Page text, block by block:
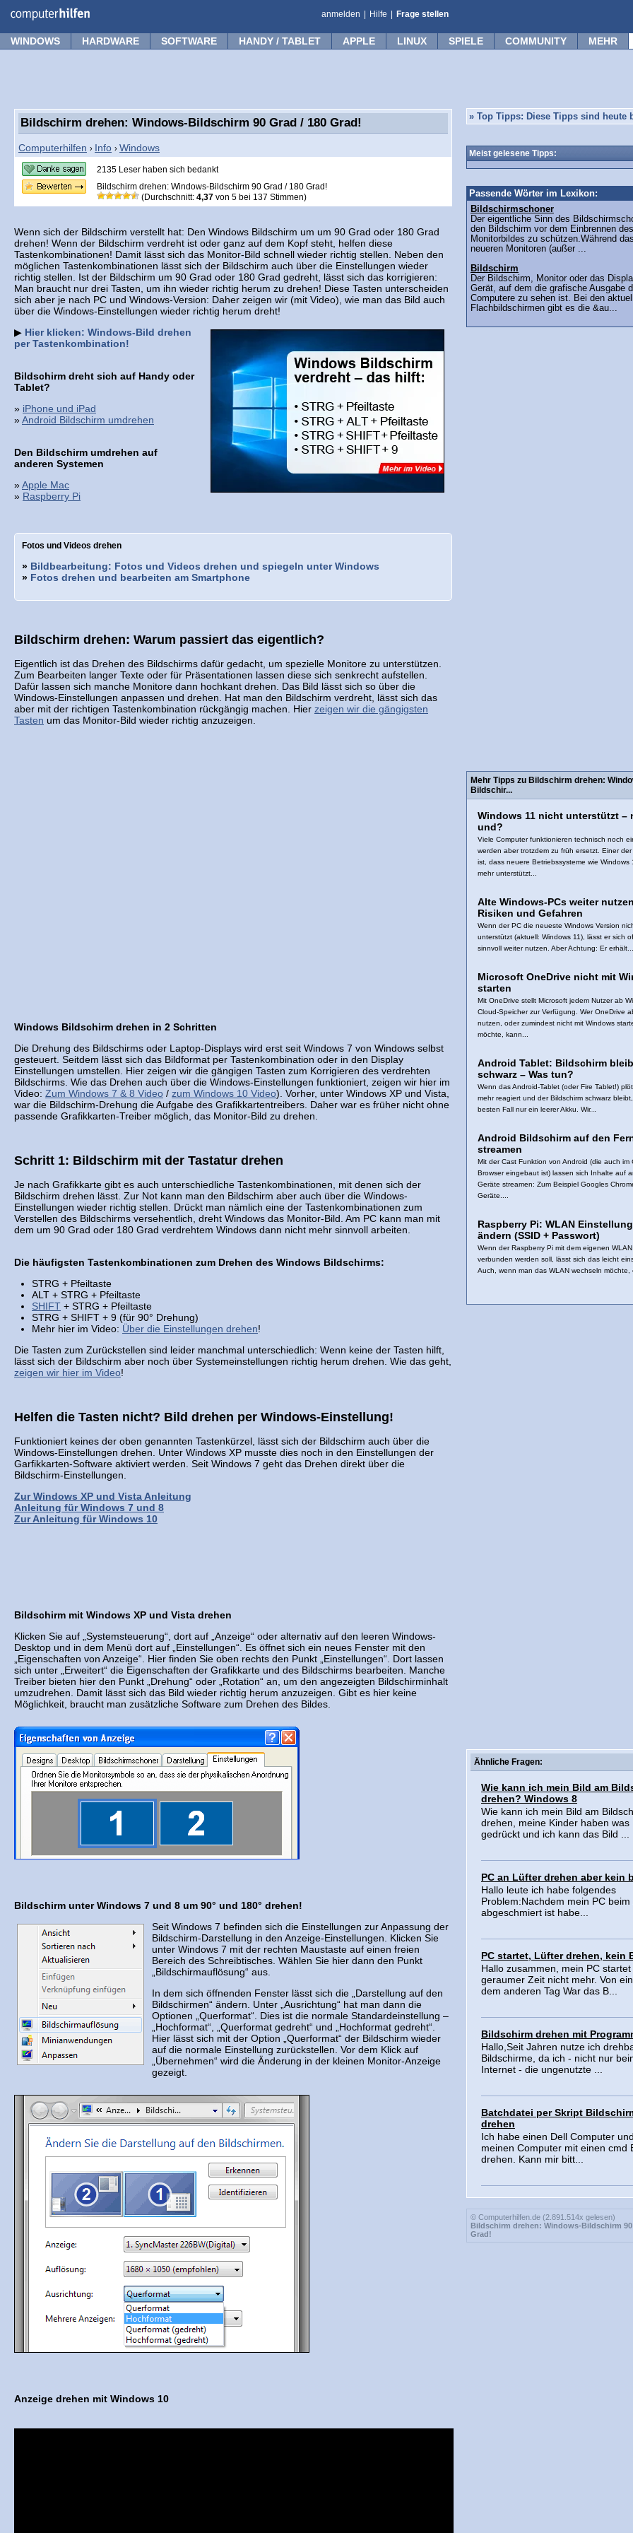
anmelden Hilfe Frage stellen
WINDOWS HARDWARE SOFTWARE HANDY / TABLET APPLE LINUX SPIELE COMMUNITY MEHR
Bildschirm drehen: Windows-Bildschirm 90 Grad / 180 Grad!
Computerhilfen › Info › Windows
2135 Leser haben sich bedankt
Bildschirm drehen: Windows-Bildschirm 90 Grad / 180 Grad!
(Durchschnitt: 4,37 von 5 bei 137 Stimmen)
Wenn sich der Bildschirm verstellt hat: Den Windows Bildschirm um um 90 Grad oder 180 Grad
drehen! Wenn der Bildschirm verdreht ist oder ganz auf dem Kopf steht, helfen diese
Tastenkombinationen! Damit lässt sich das Monitor-Bild schnell wieder richtig stellen. Neben den
möglichen Tastenkombinationen lässt sich der Bildschirm auch über die Einstellungen wieder
richtig stellen. Ist der Bildschirm um 90 Grad oder 180 Grad gedreht, lässt sich das korrigieren:
Man braucht nur drei Tasten, um ihn wieder richtig herum zu drehen! Diese Tasten unterscheiden
sich aber je nach PC und Windows-Version: Daher zeigen wir (mit Video), wie man das Bild auch
über die Windows-Einstellungen wieder richtig herum dreht!
▶ Hier klicken: Windows-Bild drehen
per Tastenkombination!
Bildschirm dreht sich auf Handy oder
Tablet?
» iPhone und iPad
»Android Bildschirm umdrehen
Den Bildschirm umdrehen auf
anderen Systemen
»Apple Mac
» Raspberry Pi
Fotos und Videos drehen
» Bildbearbeitung: Fotos und Videos drehen und spiegeln unter Windows
» Fotos drehen und bearbeiten am Smartphone
Bildschirm drehen: Warum passiert das eigentlich?
Eigentlich ist das Drehen des Bildschirms dafür gedacht, um spezielle Monitore zu unterstützen.
Zum Bearbeiten langer Texte oder für Präsentationen lassen diese sich senkrecht aufstellen.
Dafür lassen sich manche Monitore dann hochkant drehen. Das Bild lässt sich so über die
Windows-Einstellungen anpassen und drehen. Hat man den Bildschirm verdreht, lässt sich das
aber mit der richtigen Tastenkombination rückgängig machen. Hier zeigen wir die gängigsten
Tasten um das Monitor-Bild wieder richtig anzuzeigen.
Windows Bildschirm drehen in 2 Schritten
Die Drehung des Bildschirms oder Laptop-Displays wird erst seit Windows 7 von Windows selbst
gesteuert. Seitdem lässt sich das Bildformat per Tastenkombination oder in den Display
Einstellungen umstellen. Hier zeigen wir die gängigen Tasten zum Korrigieren des verdrehten
Bildschirms. Wie das Drehen auch über die Windows-Einstellungen funktioniert, zeigen wir hier im
Video: Zum Windows 7 & 8 Video / zum Windows 10 Video). Vorher, unter Windows XP und Vista,
war die Bildschirm-Drehung die Aufgabe des Grafikkartentreibers. Daher war es früher nicht ohne
passende Grafikkarten-Treiber möglich, das Monitor-Bild zu drehen.
Schritt 1: Bildschirm mit der Tastatur drehen
Je nach Grafikkarte gibt es auch unterschiedliche Tastenkombinationen, mit denen sich der
Bildschirm drehen lässt. Zur Not kann man den Bildschirm aber auch über die Windows-
Einstellungen wieder richtig stellen. Drückt man nämlich eine der Tastenkombinationen zum
Verstellen des Bildschirms versehentlich, dreht Windows das Monitor-Bild. Am PC kann man mit
dem um 90 Grad oder 180 Grad verdrehtem Windows dann nicht mehr sinnvoll arbeiten.
Die häufigsten Tastenkombinationen zum Drehen des Windows Bildschirms:
STRG + Pfeiltaste
ALT + STRG + Pfeiltaste
SHIFT + STRG + Pfeiltaste
STRG + SHIFT + 9 (für 90° Drehung)
Mehr hier im Video: Über die Einstellungen drehen!
Die Tasten zum Zurückstellen sind leider manchmal unterschiedlich: Wenn keine der Tasten hilft,
lässt sich der Bildschirm aber noch über Systemeinstellungen richtig herum drehen. Wie das geht,
zeigen wir hier im Video!
Helfen die Tasten nicht? Bild drehen per Windows-Einstellung!
Funktioniert keines der oben genannten Tastenkürzel, lässt sich der Bildschirm auch über die
Windows-Einstellungen drehen. Unter Windows XP musste dies noch in den Einstellungen der
Garfikkarten-Software aktiviert werden. Seit Windows 7 geht das Drehen direkt über die
Bildschirm-Einstellungen.
Zur Windows XP und Vista Anleitung
Anleitung für Windows 7 und 8
Zur Anleitung für Windows 10
Bildschirm mit Windows XP und Vista drehen
Klicken Sie auf „Systemsteuerung“, dort auf „Anzeige“ oder alternativ auf den leeren Windows-
Desktop und in dem Menü dort auf „Einstellungen“. Es öffnet sich ein neues Fenster mit den
„Eigenschaften von Anzeige“. Hier finden Sie oben rechts den Punkt „Einstellungen“. Dort lassen
sich unter „Erweitert“ die Eigenschaften der Grafikkarte und des Bildschirms bearbeiten. Manche
Treiber bieten hier den Punkt „Drehung“ oder „Rotation“ an, um den angezeigten Bildschirminhalt
umzudrehen. Damit lässt sich das Bild wieder richtig herum anzuzeigen. Gibt es hier keine
Möglichkeit, braucht man zusätzliche Software zum Drehen des Bildes.
Bildschirm unter Windows 7 und 8 um 90° und 180° drehen!
Seit Windows 7 befinden sich die Einstellungen zur Anpassung der
Bildschirm-Darstellung in den Anzeige-Einstellungen. Klicken Sie
unter Windows 7 mit der rechten Maustaste auf einen freien
Bereich des Schreibtisches. Wählen Sie hier dann den Punkt
„Bildschirmauflösung“ aus.
In dem sich öffnenden Fenster lässt sich die „Darstellung auf den
Bildschirmen“ ändern. Unter „Ausrichtung“ hat man dann die
Optionen „Querformat“. Dies ist die normale Standardeinstellung –
„Hochformat“, „Querformat gedreht“ und „Hochformat gedreht“.
Hier lässt sich mit der Option „Querformat“ der Bildschirm wieder
auf die normale Einstellung zurückstellen. Vor dem Klick auf
„Übernehmen“ wird die Änderung in der kleinen Monitor-Anzeige
gezeigt.
Anzeige drehen mit Windows 10
» Top Tipps: Diese Tipps sind heute
Meist gelesene Tipps:
Passende Wörter im Lexikon:
Bildschirmschoner
Der eigentliche Sinn des
den Bildschirm vor dem Einbrennen des
Monitorbildes zu schützen.Während
neueren Monitoren (außer ...
Bildschirm
Der Bildschirm, Monitor oder das
Gerät, auf dem die grafische Ausgabe
Computere zu sehen ist. Bei den
Flachbildschirmen gibt es die &au...
Mehr Tipps zu Bildschirm drehen:
Bildschir...
Windows 11 nicht unterstützt –
und?
Viele Computer funktionieren technisch noch
werden aber trotzdem zu früh ersetzt. Einer der
ist, dass neuere Betriebssysteme wie Windows
mehr unterstützt...
Alte Windows-PCs weiter
Risiken und Gefahren
Wenn der PC die neueste Windows Version
unterstützt (aktuell: Windows 11), lässt er sich
sinnvoll weiter nutzen. Aber Achtung: Er erhält...
Microsoft OneDrive nicht mit
starten
Mit OneDrive stellt Microsoft jedem Nutzer ab
Cloud-Speicher zur Verfügung. Wer OneDrive
nutzen, oder zumindest nicht mit Windows
möchte, kann...
Android Tablet: Bildschirm
schwarz – Was tun?
Wenn das Android-Tablet (oder Fire Tablet!)
mehr reagiert und der Bildschirm schwarz
besten Fall nur ein leerer Akku. Wir...
Android Bildschirm auf den
streamen
Mit der Cast Funktion von Android (die auch im
Browser eingebaut ist) lassen sich Inhalte auf
Geräte streamen: Zum Beispiel Googles
Geräte....
Raspberry Pi: WLAN
ändern (SSID + Passwort)
Wenn der Raspberry Pi mit dem eigenen WLAN
verbunden werden soll, lässt sich das leicht
Auch, wenn man das WLAN wechseln möchte,
Ähnliche Fragen:
Wie kann ich mein Bild am
drehen? Windows 8
Wie kann ich mein Bild am
drehen, meine Kinder haben was
gedrückt und ich kann das Bild ...
PC an Lüfter drehen aber kein
Hallo leute ich habe folgendes
Problem:Nachdem mein PC beim
abgeschmiert ist habe...
PC startet, Lüfter drehen, kein
Hallo zusammen, mein PC startet
geraumer Zeit nicht mehr. Von
dem anderen Tag War das B...
Bildschirm drehen mit
Hallo,Seit Jahren nutze ich
Bildschirme, da ich - nicht nur
Internet - die ungenutzte ...
Batchdatei per Skript
drehen
Ich habe einen Dell Computer
meinen Computer mit einen cmd
drehen. Kann mir bitt...
© Computerhilfen.de (2.891.514x gelesen)
Bildschirm drehen: Windows-Bildschirm 90
Grad!